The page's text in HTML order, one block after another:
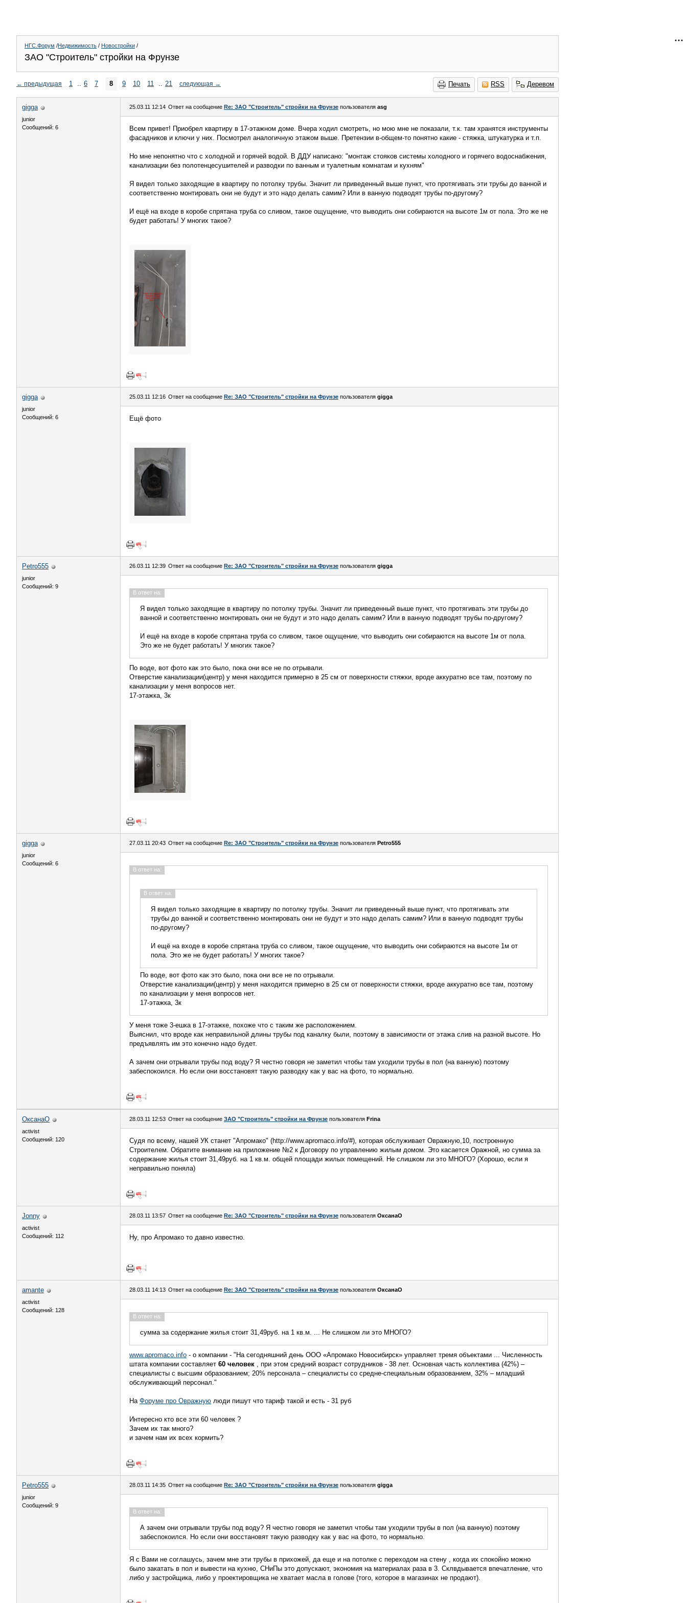
НГС.Форум /Недвижимость / Новостройки /
ЗАО "Строитель" стройки на Фрунзе
Печать RSS Деревом
← предыдущая 1 .. 6 7 8 9 10 11 .. 21 следующая →
gigga
junior
Сообщений: 6
25.03.11 12:14 Ответ на сообщение Re: ЗАО "Строитель" стройки на Фрунзе пользователя asg
Всем привет! Приобрел квартиру в 17-этажном доме. Вчера ходил смотреть, но мою мне не показали, т.к. там хранятся инструменты
фасадников и ключи у них. Посмотрел аналогичную этажом выше. Претензии в-общем-то понятно какие - стяжка, штукатурка и т.п.
Но мне непонятно что с холодной и горячей водой. В ДДУ написано: "монтаж стояков системы холодного и горячего водоснабжения,
канализации без полотенцесушителей и разводки по ванным и туалетным комнатам и кухням"
Я видел только заходящие в квартиру по потолку трубы. Значит ли приведенный выше пункт, что протягивать эти трубы до ванной и
соответственно монтировать они не будут и это надо делать самим? Или в ванную подводят трубы по-другому?
И ещё на входе в коробе спрятана труба со сливом, такое ощущение, что выводить они собираются на высоте 1м от пола. Это же не
будет работать! У многих такое?
gigga
junior
Сообщений: 6
25.03.11 12:16 Ответ на сообщение Re: ЗАО "Строитель" стройки на Фрунзе пользователя gigga
Ещё фото
Petro555
junior
Сообщений: 9
26.03.11 12:39 Ответ на сообщение Re: ЗАО "Строитель" стройки на Фрунзе пользователя gigga
В ответ на:
Я видел только заходящие в квартиру по потолку трубы. Значит ли приведенный выше пункт, что протягивать эти трубы до
ванной и соответственно монтировать они не будут и это надо делать самим? Или в ванную подводят трубы по-другому?
И ещё на входе в коробе спрятана труба со сливом, такое ощущение, что выводить они собираются на высоте 1м от пола.
Это же не будет работать! У многих такое?
По воде, вот фото как это было, пока они все не по отрывали.
Отверстие канализации(центр) у меня находится примерно в 25 см от поверхности стяжки, вроде аккуратно все там, поэтому по
канализации у меня вопросов нет.
17-этажка, 3к
gigga
junior
Сообщений: 6
27.03.11 20:43 Ответ на сообщение Re: ЗАО "Строитель" стройки на Фрунзе пользователя Petro555
В ответ на:
В ответ на:
Я видел только заходящие в квартиру по потолку трубы. Значит ли приведенный выше пункт, что протягивать эти
трубы до ванной и соответственно монтировать они не будут и это надо делать самим? Или в ванную подводят трубы
по-другому?
И ещё на входе в коробе спрятана труба со сливом, такое ощущение, что выводить они собираются на высоте 1м от
пола. Это же не будет работать! У многих такое?
По воде, вот фото как это было, пока они все не по отрывали.
Отверстие канализации(центр) у меня находится примерно в 25 см от поверхности стяжки, вроде аккуратно все там, поэтому
по канализации у меня вопросов нет.
17-этажка, 3к
У меня тоже 3-ешка в 17-этажке, похоже что с таким же расположением.
Выяснил, что вроде как неправильной длины трубы под каналку были, поэтому в зависимости от этажа слив на разной высоте. Но
предъявлять им это конечно надо будет.
А зачем они отрывали трубы под воду? Я честно говоря не заметил чтобы там уходили трубы в пол (на ванную) поэтому
забеспокоился. Но если они восстановят такую разводку как у вас на фото, то нормально.
ОксанаО
activist
Сообщений: 120
28.03.11 12:53 Ответ на сообщение ЗАО "Строитель" стройки на Фрунзе пользователя Frina
Судя по всему, нашей УК станет "Апромако" (http://www.apromaco.info/#), которая обслуживает Овражную,10, построенную
Строителем. Обратите внимание на приложение №2 к Договору по управлению жилым домом. Это касается Оражной, но сумма за
содержание жилья стоит 31,49руб. на 1 кв.м. общей площади жилых помещений. Не слишком ли это МНОГО? (Хорошо, если я
неправильно поняла)
Jonny
activist
Сообщений: 112
28.03.11 13:57 Ответ на сообщение Re: ЗАО "Строитель" стройки на Фрунзе пользователя ОксанаО
Ну, про Апромако то давно известно.
amante
activist
Сообщений: 128
28.03.11 14:13 Ответ на сообщение Re: ЗАО "Строитель" стройки на Фрунзе пользователя ОксанаО
В ответ на:
сумма за содержание жилья стоит 31,49руб. на 1 кв.м. ... Не слишком ли это МНОГО?
www.apromaco.info - о компании - "На сегодняшний день ООО «Апромако Новосибирск» управляет тремя объектами ... Численность
штата компании составляет 60 человек , при этом средний возраст сотрудников - 38 лет. Основная часть коллектива (42%) –
специалисты с высшим образованием; 20% персонала – специалисты со средне-специальным образованием, 32% – младший
обслуживающий персонал."
На Форуме про Овражную люди пишут что тариф такой и есть - 31 руб
Интересно кто все эти 60 человек ?
Зачем их так много?
и зачем нам их всех кормить?
Petro555
junior
Сообщений: 9
28.03.11 14:35 Ответ на сообщение Re: ЗАО "Строитель" стройки на Фрунзе пользователя gigga
В ответ на:
А зачем они отрывали трубы под воду? Я честно говоря не заметил чтобы там уходили трубы в пол (на ванную) поэтому
забеспокоился. Но если они восстановят такую разводку как у вас на фото, то нормально.
Я с Вами не соглашусь, зачем мне эти трубы в прихожей, да еще и на потолке с переходом на стену , когда их спокойно можно
было закатать в пол и вывести на кухню, СНиПы это допускают, экономия на материалах раза в 3. Склвдывается впечатление, что
либо у застройщика, либо у проектировщика не хватает масла в голове (того, которое в магазинах не продают).